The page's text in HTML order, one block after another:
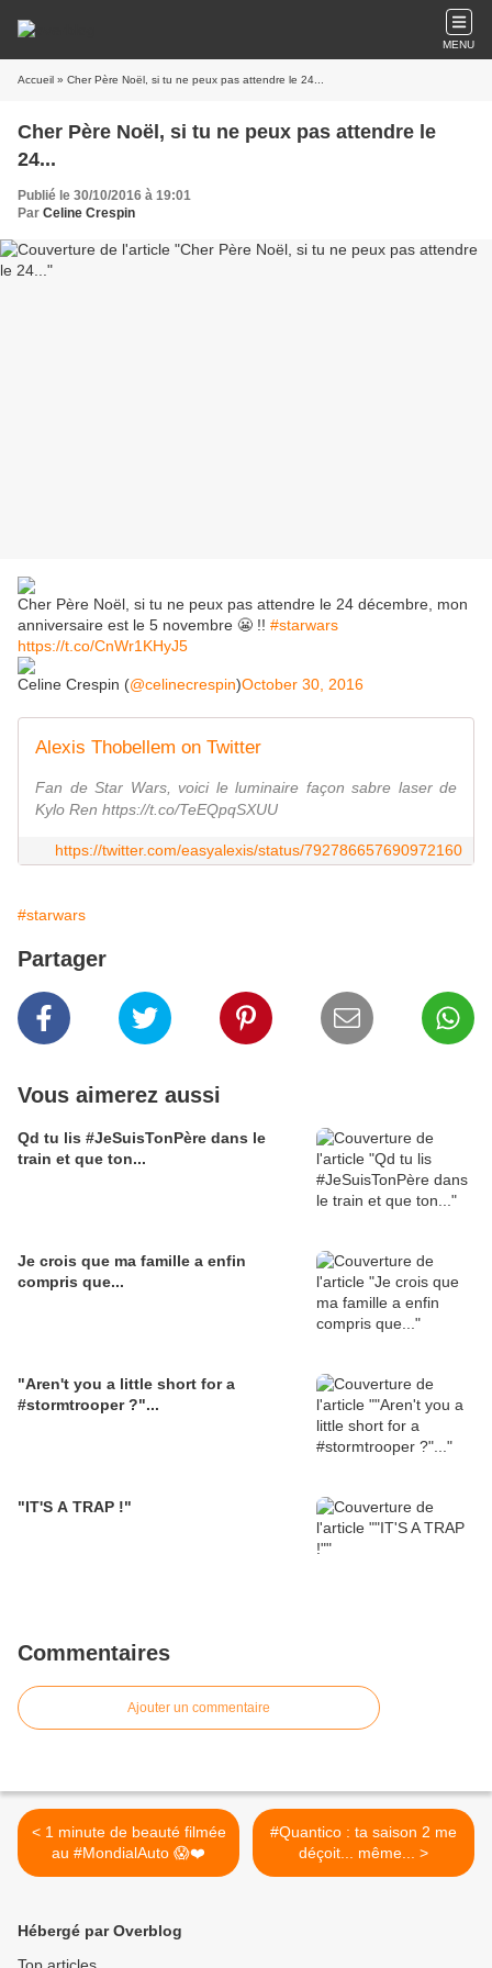
MENU
Accueil » Cher Père Noël, si tu ne peux pas attendre le 24...
Cher Père Noël, si tu ne peux pas attendre le
24...
Publié le 30/10/2016 à 19:01
Par Celine Crespin
Cher Père Noël, si tu ne peux pas attendre le 24 décembre, mon
anniversaire est le 5 novembre 😬 !! #starwars
https://t.co/CnWr1KHyJ5
Celine Crespin (@celinecrespin)October 30, 2016
Alexis Thobellem on Twitter
Fan de Star Wars, voici le luminaire façon sabre laser de
Kylo Ren https://t.co/TeEQpqSXUU
https://twitter.com/easyalexis/status/792786657690972160
#starwars
Partager
Vous aimerez aussi
Qd tu lis #JeSuisTonPère dans le
train et que ton...
Je crois que ma famille a enfin
compris que...
"Aren't you a little short for a
#stormtrooper ?"...
"IT'S A TRAP !"
Commentaires
Ajouter un commentaire
< 1 minute de beauté filmée
au #MondialAuto 😱❤️
#Quantico : ta saison 2 me
déçoit... même... >
Hébergé par Overblog